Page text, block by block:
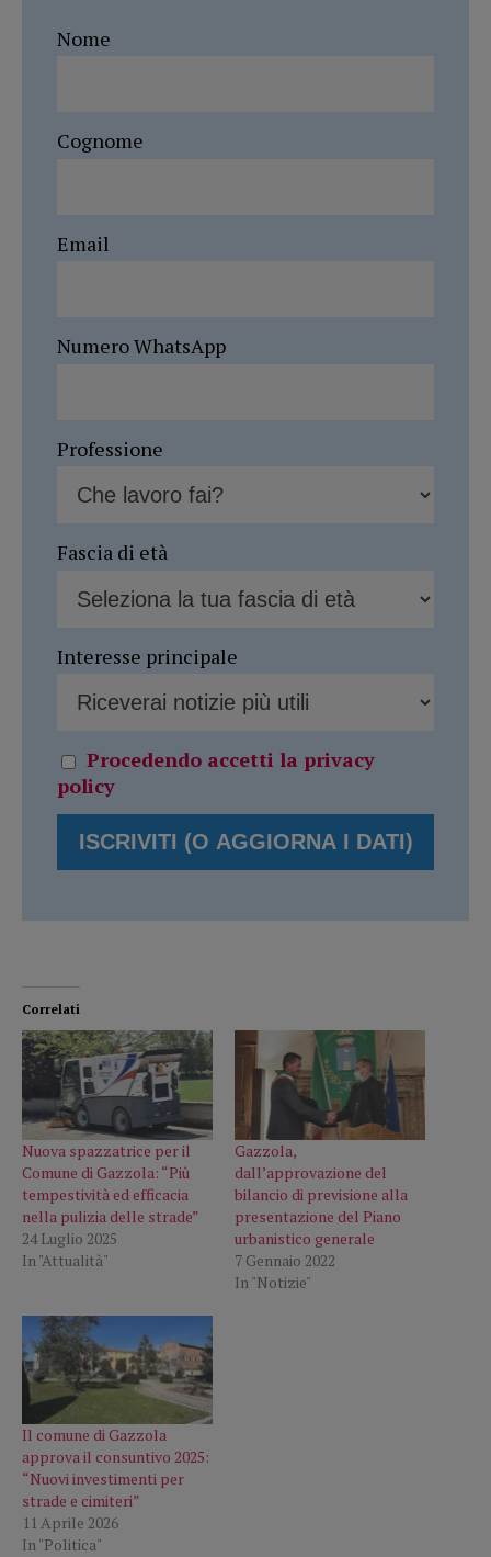
Nome
Cognome
Email
Numero WhatsApp
Professione
Fascia di età
Interesse principale
Procedendo accetti la privacy
policy
Correlati
Nuova spazzatrice per il
Comune di Gazzola: “Più
tempestività ed efficacia
nella pulizia delle strade”
24 Luglio 2025
In "Attualità"
Gazzola,
dall’approvazione del
bilancio di previsione alla
presentazione del Piano
urbanistico generale
7 Gennaio 2022
In "Notizie"
Il comune di Gazzola
approva il consuntivo 2025:
“Nuovi investimenti per
strade e cimiteri”
11 Aprile 2026
In "Politica"